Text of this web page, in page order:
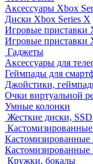
Аксессуары Xbox
Диски Xbox Series X
Игровые приставки
Игровые приставки
Гаджеты
Аксессуары для
Геймпады для
Джойстики,
Очки виртуальной
Умные колонки
Жесткие диски,
Кастомизированные
Кастомизированные
Кружки, бокалы